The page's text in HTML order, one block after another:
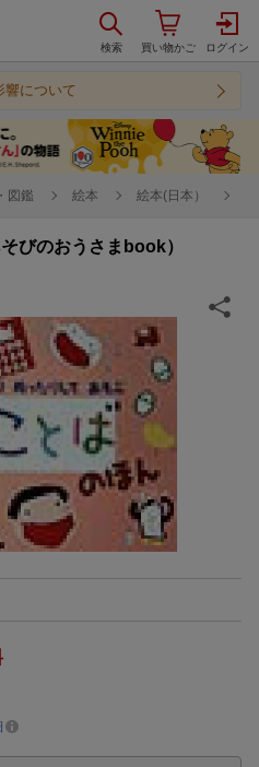
響について
図鑑 絵本 絵本(日本）
びのおうさまbook）